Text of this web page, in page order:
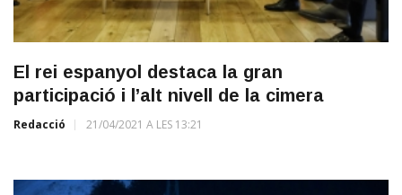
El rei espanyol destaca la gran
participació i l’alt nivell de la cimera
Redacció 21/04/2021 A LES 13:21